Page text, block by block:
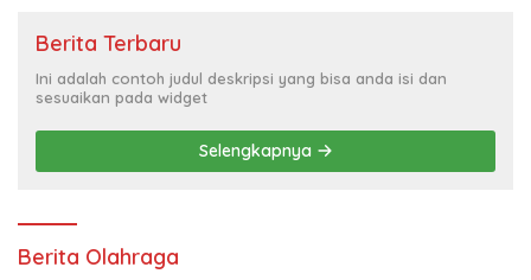
Berita Terbaru
Ini adalah contoh judul deskripsi yang bisa anda isi dan
sesuaikan pada widget
Selengkapnya
Berita Olahraga